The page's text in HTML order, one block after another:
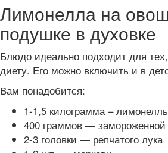
Лимонелла на
подушке в духовке
Блюдо идеально подходит для
диету. Его можно включить и в
Вам понадобится:
1-1,5 килограмма –
400 граммов — замороженной
2-3 головки — репчатого лука